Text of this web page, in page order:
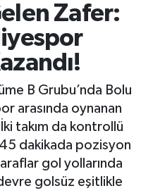
Zafer:
B Grubu’nda Bolu
arasında oynanan
takım da kontrollü
dakikada pozisyon
gol yollarında
golsüz eşitlikle